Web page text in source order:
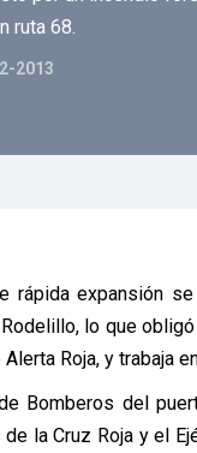
ruta 68.
2013
rápida expansión
lo que
Roja, y trabaja
Bomberos del
la Cruz Roja y el